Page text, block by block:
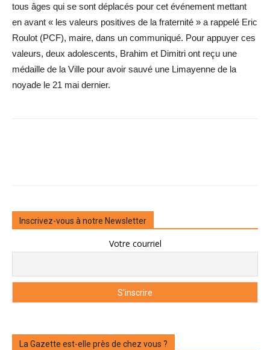
tous âges qui se sont déplacés pour cet événement mettant
en avant « les valeurs positives de la fraternité » a rappelé Eric
Roulot (PCF), maire, dans un communiqué. Pour appuyer ces
valeurs, deux adolescents, Brahim et Dimitri ont reçu une
médaille de la Ville pour avoir sauvé une Limayenne de la
noyade le 21 mai dernier.
Inscrivez-vous à notre Newsletter
Votre courriel
La Gazette est-elle près de chez vous ?